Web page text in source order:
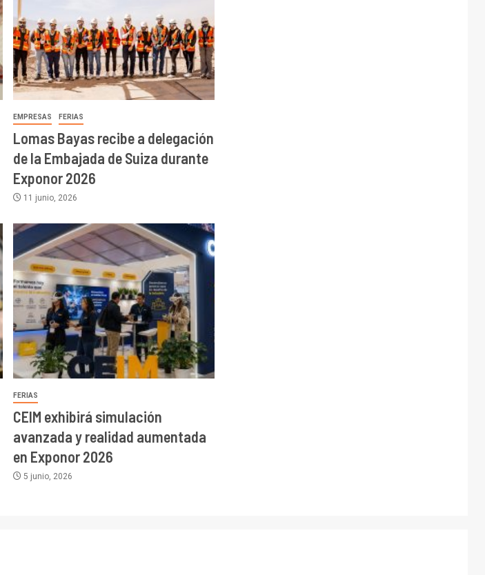
EMPRESAS FERIAS
Lomas Bayas recibe a delegación
de la Embajada de Suiza durante
Exponor 2026
11 junio, 2026
FERIAS
CEIM exhibirá simulación
avanzada y realidad aumentada
en Exponor 2026
5 junio, 2026